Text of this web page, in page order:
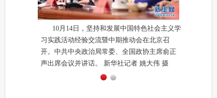
10月14日，坚持和发展中国特色社会主义学
习实践活动经验交流暨中期推动会在北京召
开。中共中央政治局常委、全国政协主席俞正
声出席会议并讲话。 新华社记者 姚大伟 摄